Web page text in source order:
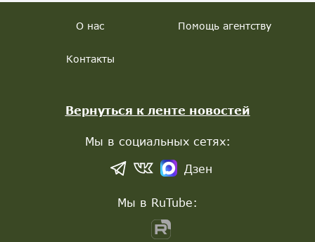
О нас Помощь агентству
Контакты
Вернуться к ленте новостей
Мы в социальных сетях:
Дзен
Мы в RuTube: